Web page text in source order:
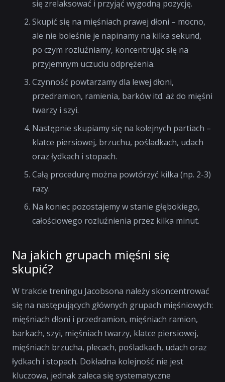
się zrelaksować i przyjąć wygodną pozycję.
Skupić się na mięśniach prawej dłoni – mocno,
ale nie boleśnie je napinamy na kilka sekund,
po czym rozluźniamy, koncentrując się na
przyjemnym uczuciu odprężenia.
Czynność powtarzamy dla lewej dłoni,
przedramion, ramienia, barków itd. aż do mięśni
twarzy i szyi.
Następnie skupiamy się na kolejnych partiach –
klatce piersiowej, brzuchu, pośladkach, udach
oraz łydkach i stopach.
Całą procedurę można powtórzyć kilka (np. 2-3)
razy.
Na koniec pozostajemy w stanie głębokiego,
całościowego rozluźnienia przez kilka minut.
Na jakich grupach mięśni się
skupić?
W trakcie treningu Jacobsona należy skoncentrować
się na następujących głównych grupach mięśniowych:
mięśniach dłoni i przedramion, mięśniach ramion,
barkach, szyi, mięśniach twarzy, klatce piersiowej,
mięśniach brzucha, plecach, pośladkach, udach oraz
łydkach i stopach. Dokładna kolejność nie jest
kluczowa, jednak zaleca się systematyczne